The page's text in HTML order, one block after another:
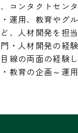
コンタクトセン
運用、教育やグ
、人材開発を担
・人材開発の経
線の両面の経験
教育の企画～運